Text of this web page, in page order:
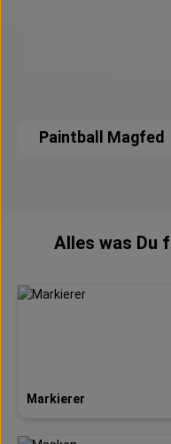
Paintball Magfed
Alles was Du
Markierer